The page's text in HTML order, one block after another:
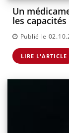
Un
les
Publié le
LIRE L'ARTICLE